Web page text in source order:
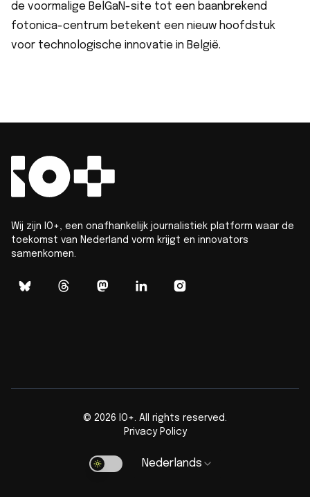
de voormalige BelGaN-site tot een baanbrekend
fotonica-centrum betekent een nieuw hoofdstuk
voor technologische innovatie in België.
Wij zijn IO+, een onafhankelijk journalistiek platform waar de
toekomst van Nederland vorm krijgt en innovators
samenkomen.
© 2026 IO+. All rights reserved.
Privacy Policy
Nederlands